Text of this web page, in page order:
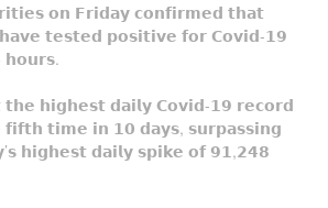
𝗼𝗻 𝗙𝗿𝗶𝗱𝗮𝘆 𝗰𝗼𝗻𝗳𝗶𝗿𝗺𝗲𝗱 𝘁𝗵𝗮𝘁
𝘁𝗲𝘀𝘁𝗲𝗱 𝗽𝗼𝘀𝗶𝘁𝗶𝘃𝗲 𝗳𝗼𝗿 𝗖𝗼𝘃𝗶𝗱-𝟭𝟵
𝗵𝗼𝘂𝗿𝘀.
𝘁𝗵𝗲 𝗵𝗶𝗴𝗵𝗲𝘀𝘁 𝗱𝗮𝗶𝗹𝘆 𝗖𝗼𝘃𝗶𝗱-𝟭𝟵 𝗿𝗲𝗰𝗼𝗿𝗱
𝘁𝗶𝗺𝗲 𝗶𝗻 𝟭𝟬 𝗱𝗮𝘆𝘀, 𝘀𝘂𝗿𝗽𝗮𝘀𝘀𝗶𝗻𝗴
𝗵𝗶𝗴𝗵𝗲𝘀𝘁 𝗱𝗮𝗶𝗹𝘆 𝘀𝗽𝗶𝗸𝗲 𝗼𝗳 𝟵𝟭,𝟮𝟰𝟴